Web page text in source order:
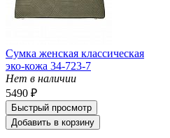
Сумка женская классическая
эко-кожа 34-723-7
Нет в наличии
5490 ₽
Быстрый просмотр
Добавить в корзину